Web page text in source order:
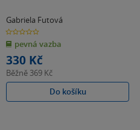
Gabriela Futová
0.0
z
5
hvězdiček
pevná vazba
330 Kč
Běžně 369 Kč
Do košíku